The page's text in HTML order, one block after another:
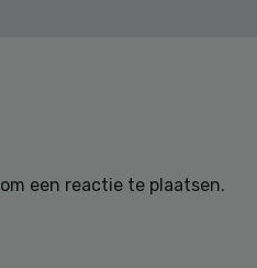
om een reactie te plaatsen.